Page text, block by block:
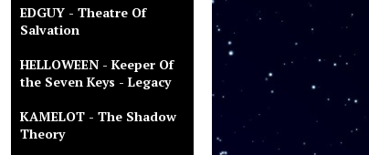
EDGUY - Theatre Of
Salvation
HELLOWEEN - Keeper Of
the Seven Keys - Legacy
KAMELOT - The Shadow
Theory